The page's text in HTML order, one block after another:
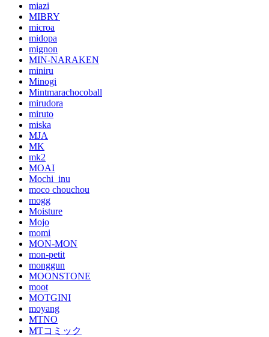
miazi
MIBRY
microa
midopa
mignon
MIN-NARAKEN
miniru
Minogi
Mintmarachocoball
mirudora
miruto
miska
MJA
MK
mk2
MOAI
Mochi_inu
moco chouchou
mogg
Moisture
Mojo
momi
MON-MON
mon-petit
monggun
MOONSTONE
moot
MOTGINI
moyang
MTNO
MTコミック